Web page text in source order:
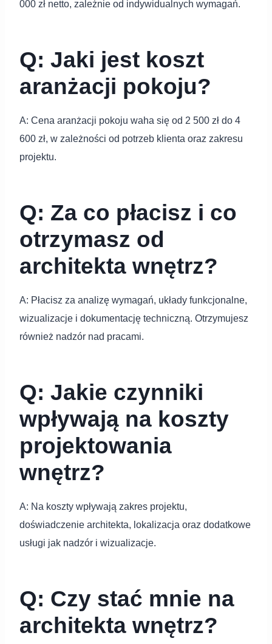
000 zł netto, zależnie od indywidualnych wymagań.
Q: Jaki jest koszt
aranżacji pokoju?
A: Cena aranżacji pokoju waha się od 2 500 zł do 4
600 zł, w zależności od potrzeb klienta oraz zakresu
projektu.
Q: Za co płacisz i co
otrzymasz od
architekta wnętrz?
A: Płacisz za analizę wymagań, układy funkcjonalne,
wizualizacje i dokumentację techniczną. Otrzymujesz
również nadzór nad pracami.
Q: Jakie czynniki
wpływają na koszty
projektowania
wnętrz?
A: Na koszty wpływają zakres projektu,
doświadczenie architekta, lokalizacja oraz dodatkowe
usługi jak nadzór i wizualizacje.
Q: Czy stać mnie na
architekta wnętrz?